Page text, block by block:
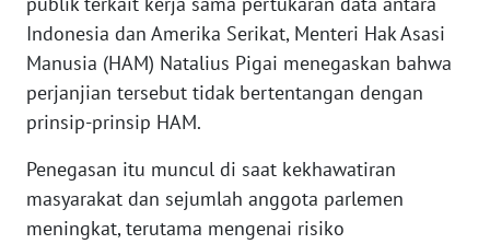
Indonesia dan Amerika Serikat, Menteri Hak Asasi
Manusia (HAM) Natalius Pigai menegaskan bahwa
perjanjian tersebut tidak bertentangan dengan
prinsip-prinsip HAM.
Penegasan itu muncul di saat kekhawatiran
masyarakat dan sejumlah anggota parlemen
meningkat, terutama mengenai risiko
INDEKS
BERITA
KONTAK
KAMI
INFO
IKLAN